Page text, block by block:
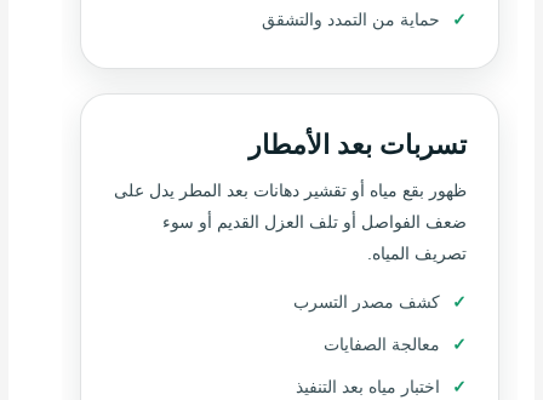
حماية من التمدد والتشقق
تسربات بعد الأمطار
ظهور بقع مياه أو تقشير دهانات بعد المطر يدل على
ضعف الفواصل أو تلف العزل القديم أو سوء
تصريف المياه.
كشف مصدر التسرب
معالجة الصفايات
اختبار مياه بعد التنفيذ